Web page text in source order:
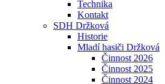
Technika
Kontakt
SDH Držková
Historie
Mladí hasiči Držková
Činnost 2026
Činnost 2025
Činnost 2024